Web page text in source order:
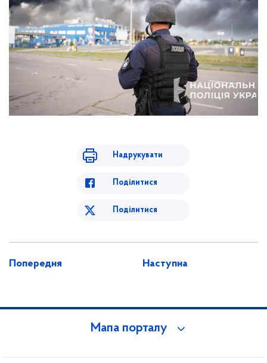
Надрукувати
Поділитися
Поділитися
Попередня Наступна
Мапа порталу